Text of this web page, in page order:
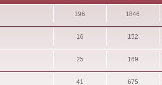
196 1846
16 152
25 169
41 675